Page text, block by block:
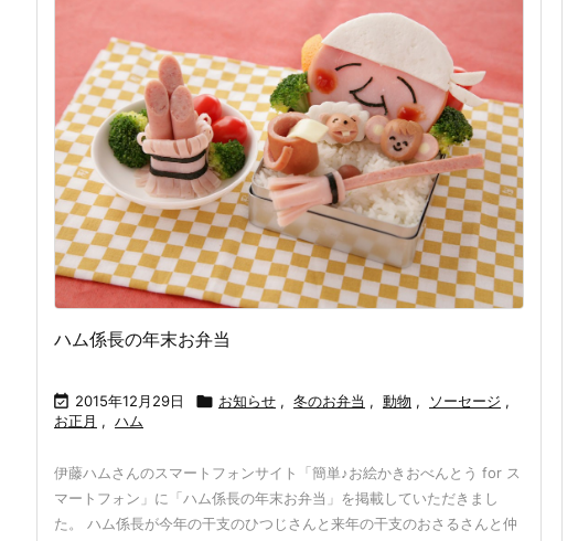
ハム係長の年末お弁当
 2015年12月29日  お知らせ , 冬のお弁当 , 動物 , ソーセージ ,
お正月 , ハム
伊藤ハムさんのスマートフォンサイト「簡単♪お絵かきおべんとう for ス
マートフォン」に「ハム係長の年末お弁当」を掲載していただきまし
た。 ハム係長が今年の干支のひつじさんと来年の干支のおさるさんと仲